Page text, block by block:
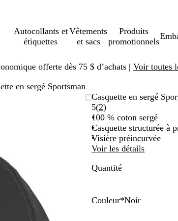
Autocollants et
étiquettes
Vêtements
et sacs
Produits
promotionnels
offerte dès 75 $ d’achats | Voir toutes
en sergé Sportsman
Casquette en sergé
5(2Lire
les
2 avis
)
100 % coton sergé
Casquette structurée à
Visière préincurvée
Voir les détails
Quantité
Couleur*Noir